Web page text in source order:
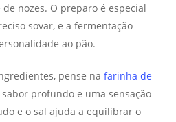
nozes. O preparo é especial
sovar, e a fermentação
ao pão.
pense na farinha de
sabor profundo e uma sensação
e o sal ajuda a equilibrar o